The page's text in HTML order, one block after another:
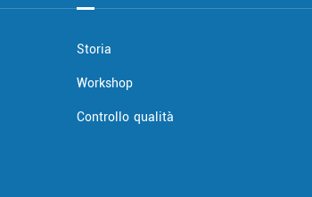
Storia
Workshop
Controllo qualità